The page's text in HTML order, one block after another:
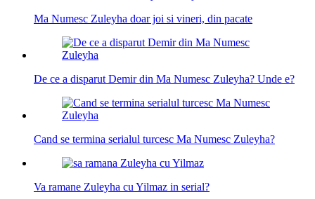
Ma Numesc Zuleyha doar joi si vineri, din pacate
De ce a disparut Demir din Ma Numesc Zuleyha? Unde e?
Cand se termina serialul turcesc Ma Numesc Zuleyha?
Va ramane Zuleyha cu Yilmaz in serial?